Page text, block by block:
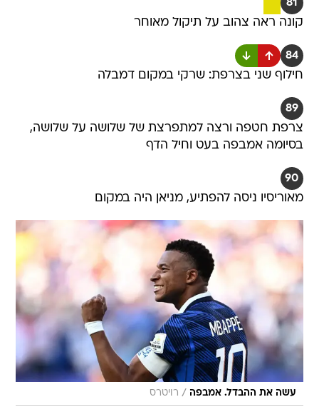
81
קונה ראה צהוב על תיקול מאוחר
84
חילוף שני בצרפת: שרקי במקום דמבלה
89
צרפת חטפה ורצה למתפרצת של שלושה על שלושה,
בסיומה אמבפה בעט וחיל הדף
90
מאוריסיו ניסה להפתיע, מניאן היה במקום
עשה את ההבדל. אמבפה / רויטרס